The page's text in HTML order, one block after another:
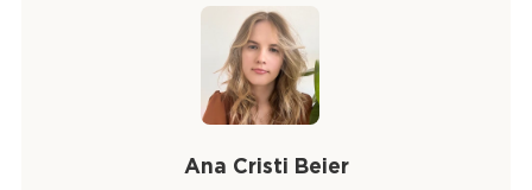
Ana Cristi Beier